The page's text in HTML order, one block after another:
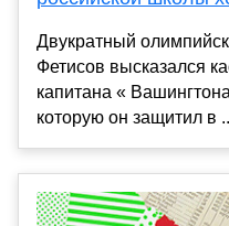
Двукратный
Фетисов высказался
капитана «
которую он защитил в